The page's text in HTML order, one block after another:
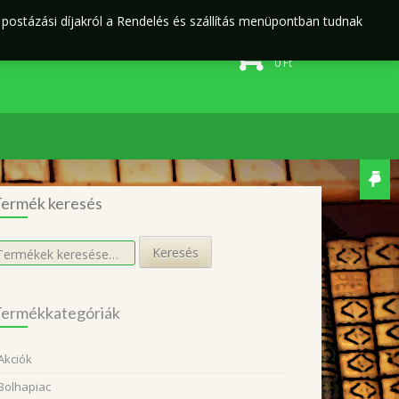
Rendelés és szállítás Adatvédelmi irányelvek
0Ft
keresés
Keresés
díjakról a Rendelés és szállítás menüpontban tudnak